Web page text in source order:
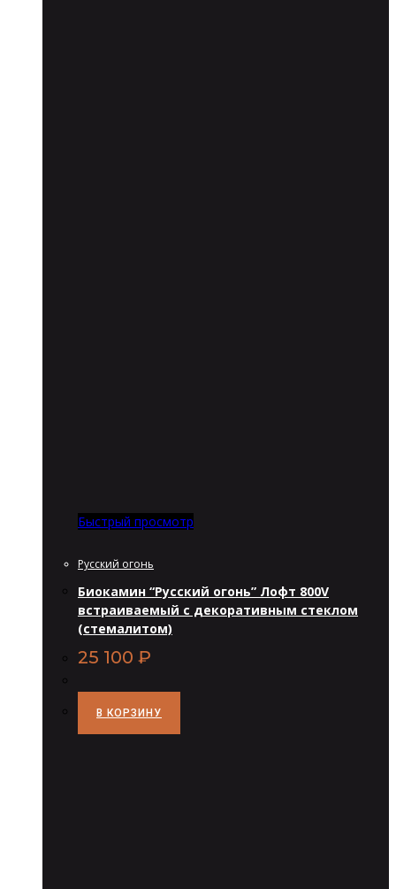
Быстрый просмотр
Русский огонь
Биокамин “Русский огонь” Лофт 800V
встраиваемый с декоративным стеклом
(стемалитом)
25 100 ₽
В КОРЗИНУ